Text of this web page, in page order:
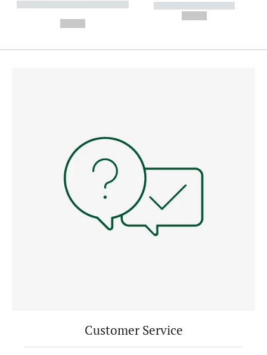
----------- ----------- --------
----------- -----------
Customer Service